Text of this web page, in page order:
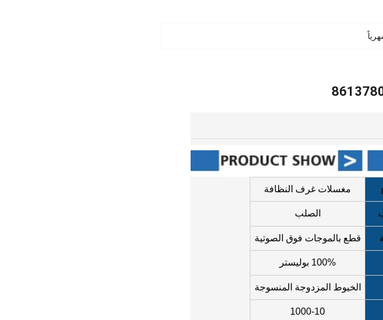
مغسلات غرف النظافة
الصلب
قطع بالموجات فوق الصوتية
100% بوليستر
الخيوط المزدوجة المنسوجة
1000-10